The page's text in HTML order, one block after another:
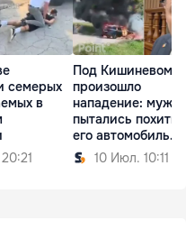
семерых
в
Под Кишиневом
произошло
нападение:
пытались
его автомобиль
сожгли10 Июл. 10:11